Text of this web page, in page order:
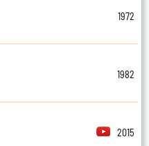
1972
1982
2015